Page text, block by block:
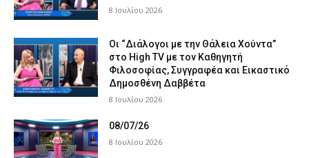
8 Ιουλίου 2026
Οι “Διάλογοι με την Θάλεια Χούντα”
στο High TV με τον Καθηγητή
Φιλοσοφίας, Συγγραφέα και Εικαστικό
Δημοσθένη Δαββέτα
8 Ιουλίου 2026
08/07/26
8 Ιουλίου 2026